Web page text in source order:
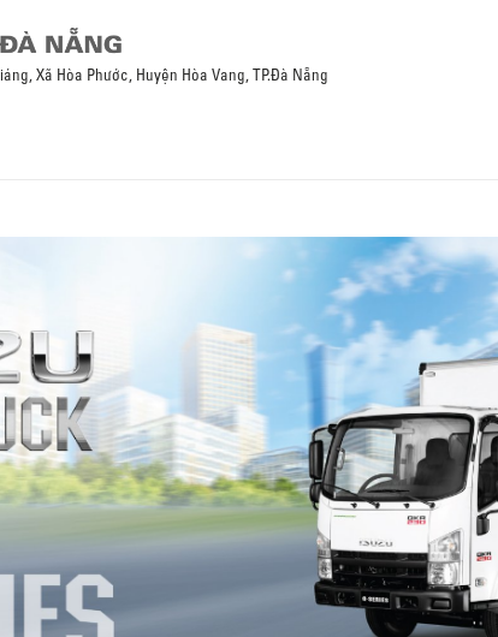
Xã Hòa Phước, Huyện Hòa Vang, TP.Đà Nẵng